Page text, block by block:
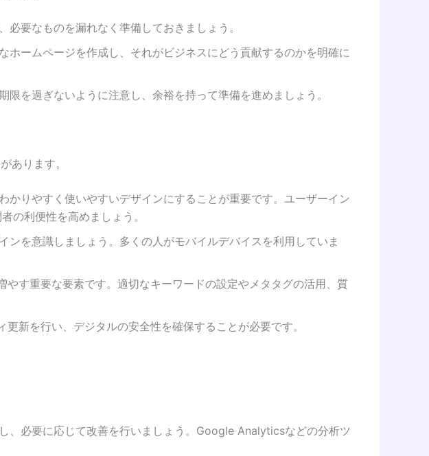
要なものを漏れなく準備しておきましょう。
ームページを作成し、それがビジネスにどう貢献するのかを明確に
を過ぎないように注意し、余裕を持って準備を進めましょう。
あります。
かりやすく使いやすいデザインにすることが重要です。ユーザーイン
の利便性を高めましょう。
を意識しましょう。多くの人がモバイルデバイスを利用していま
す重要な要素です。適切なキーワードの設定やメタタグの活用、質
新を行い、デジタルの安全性を確保することが必要です。
、必要に応じて改善を行いましょう。Google Analyticsなどの分析ツ